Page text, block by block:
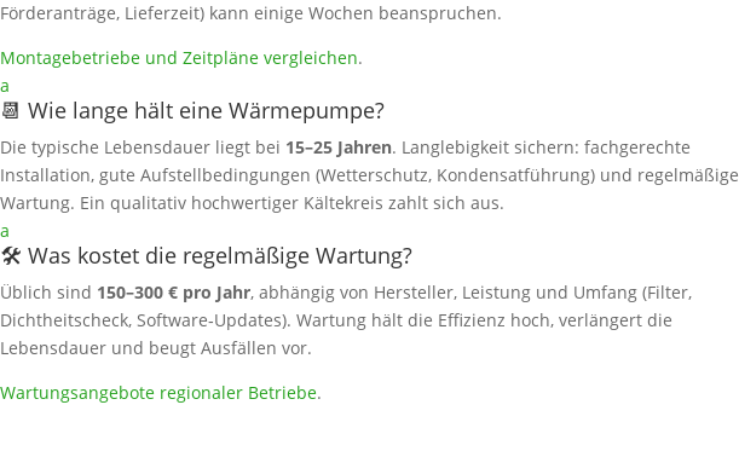
Förderanträge, Lieferzeit) kann einige Wochen beanspruchen.
Montagebetriebe und Zeitpläne vergleichen.
a
📆 Wie lange hält eine Wärmepumpe?
Die typische Lebensdauer liegt bei 15–25 Jahren. Langlebigkeit sichern: fachgerechte
Installation, gute Aufstellbedingungen (Wetterschutz, Kondensatführung) und regelmäßige
Wartung. Ein qualitativ hochwertiger Kältekreis zahlt sich aus.
a
🛠️ Was kostet die regelmäßige Wartung?
Üblich sind 150–300 € pro Jahr, abhängig von Hersteller, Leistung und Umfang (Filter,
Dichtheitscheck, Software‑Updates). Wartung hält die Effizienz hoch, verlängert die
Lebensdauer und beugt Ausfällen vor.
Wartungsangebote regionaler Betriebe.